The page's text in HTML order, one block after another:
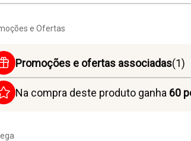
e Ofertas
Promoções e ofertas associadas(1)
Na compra deste produto ganha 60